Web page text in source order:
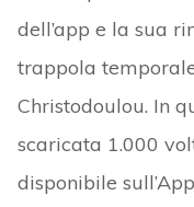
dell’app e la sua
trappola
Christodoulou. In
scaricata 1.000
disponibile